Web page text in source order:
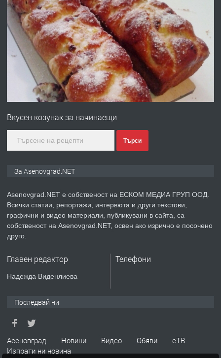
преди 1 година
ПРЕДЛАГА
Професионална зеленчукорезачка
за заведения и дома
преди 1 година
ПРЕДЛАГА Дава под наем Асеновград
преди 2 години
ПРЕДЛАГА ремонт на покриви
преди 3 години
Вкусен козунак за начинаещи
Търси
За Asenovgrad.NET
Asenovgrad.NET е собственост на ЕСКОМ МЕДИА ГРУП ООД.
Всички статии, репортажи, интервюта и други текстови,
графични и видео материали, публикувани в сайта, са
собственост на Asenovgrad.NET, освен ако изрично е посочено
друго.
Главен редактор
Надежда Виденлиева
Телефони
Последвай ни
Асеновград Новини Видео Обяви
еТВ
Изпрати ни новина